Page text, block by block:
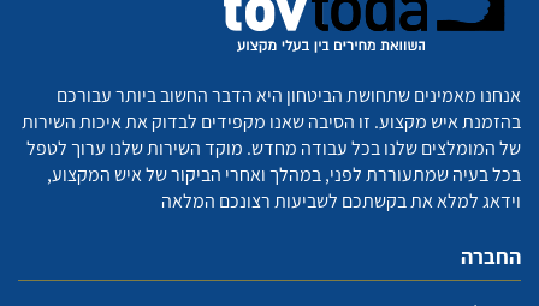
אנחנו מאמינים שתחושת הביטחון היא הדבר החשוב ביותר עבורכם
בהזמנת איש מקצוע. זו הסיבה שאנו מקפידים לבדוק את איכות השירות
של המומלצים שלנו בכל עבודה מחדש. מוקד השירות שלנו ערוך לטפל
בכל בעיה שמתעוררת לפני, במהלך ואחרי הביקור של איש המקצוע,
וידאג למלא את בקשתכם לשביעות רצונכם המלאה
החברה